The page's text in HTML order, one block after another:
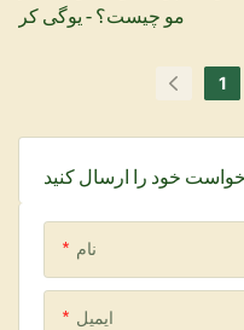
مو چیست؟ - یوگی کر
1
خود را ارسال کنید
نام
ایمیل